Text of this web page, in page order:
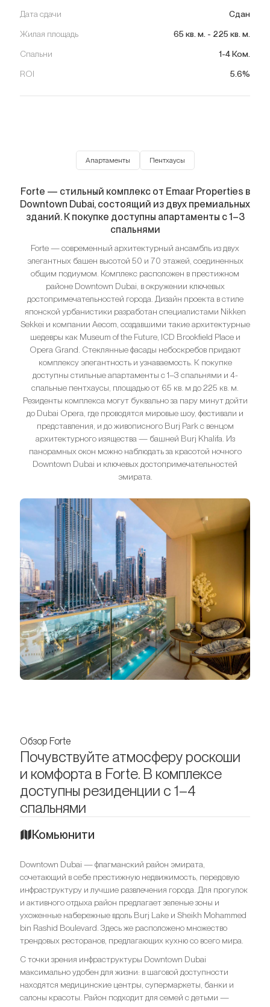
Дата сдачи Сдан
Жилая площадь 65 кв. м. - 225 кв. м.
Спальни 1-4 Ком.
ROI 5.6%
Апартаменты Пентхаусы
Forte — стильный комплекс от Emaar Properties в
Downtown Dubai, состоящий из двух премиальных
зданий. К покупке доступны апартаменты с 1–3
спальнями
Forte — современный архитектурный ансамбль из двух
элегантных башен высотой 50 и 70 этажей, соединенных
общим подиумом. Комплекс расположен в престижном
районе Downtown Dubai, в окружении ключевых
достопримечательностей города. Дизайн проекта в стиле
японской урбанистики разработан специалистами Nikken
Sekkei и компании Aecom, создавшими такие архитектурные
шедевры как Museum of the Future, ICD Brookfield Place и
Opera Grand. Стеклянные фасады небоскребов придают
комплексу элегантность и узнаваемость. К покупке
доступны стильные апартаменты с 1–3 спальнями и 4-
спальные пентхаусы, площадью от 65 кв. м до 225 кв. м.
Резиденты комплекса могут буквально за пару минут дойти
до Dubai Opera, где проводятся мировые шоу, фестивали и
представления, и до живописного Burj Park с венцом
архитектурного изящества — башней Burj Khalifa. Из
панорамных окон можно наблюдать за красотой ночного
Downtown Dubai и ключевых достопримечательностей
эмирата.
Обзор Forte
Почувствуйте атмосферу роскоши
и комфорта в Forte. В комплексе
доступны резиденции с 1–4
спальнями
Комьюнити
Downtown Dubai — флагманский район эмирата,
сочетающий в себе престижную недвижимость, передовую
инфраструктуру и лучшие развлечения города. Для прогулок
и активного отдыха район предлагает зеленые зоны и
ухоженные набережные вдоль Burj Lake и Sheikh Mohammed
bin Rashid Boulevard. Здесь же расположено множество
трендовых ресторанов, предлагающих кухню со всего мира.
С точки зрения инфраструктуры Downtown Dubai
максимально удобен для жизни: в шаговой доступности
находятся медицинские центры, супермаркеты, банки и
салоны красоты. Район подходит для семей с детьми —